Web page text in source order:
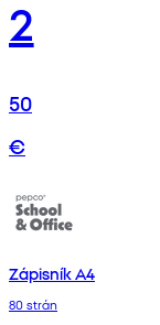
2
50
€
Zápisník A4
80 strán